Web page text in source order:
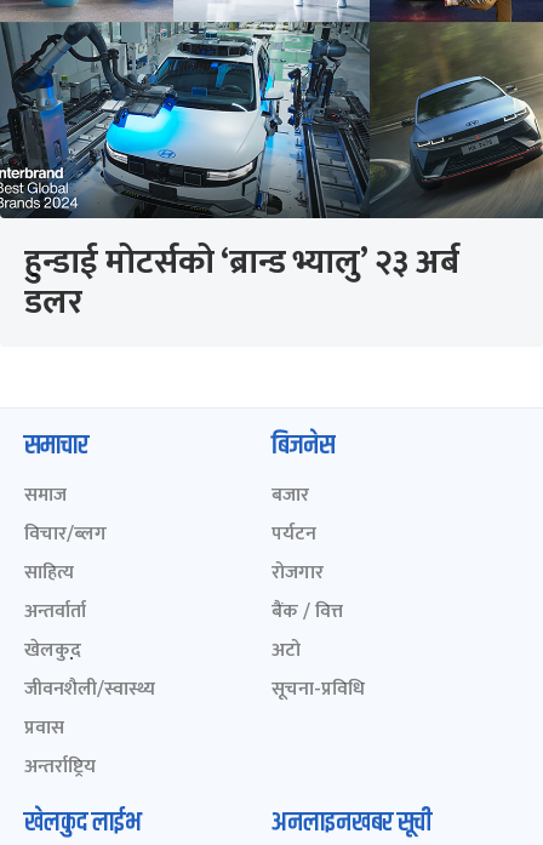
हुन्डाई मोटर्सको ‘ब्रान्ड भ्यालु’ २३ अर्ब
डलर
समाचार
समाज
विचार/ब्लग
साहित्य
अन्तर्वार्ता
खेलकुद़़
जीवनशैली/स्वास्थ्य
प्रवास
अन्तर्राष्ट्रिय
बिजनेस
बजार
पर्यटन
रोजगार
बैंक / वित्त
अटो
सूचना-प्रविधि
खेलकुद लाईभ अनलाइनखबर सूची